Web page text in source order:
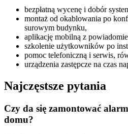
bezpłatną wycenę i dobór
montaż od okablowania po
surowym budynku,
aplikację mobilną z
szkolenie użytkowników po
pomoc telefoniczną i serwis,
urządzenia zastępcze na czas
Najczęstsze pytania
Czy da się zamontować
domu?